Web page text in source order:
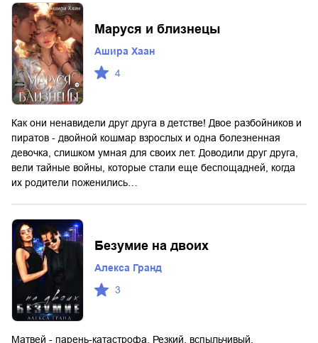
Маруся и близнецы
Ашира Хаан
4
Как они ненавидели друг друга в детстве! Двое разбойников и
пиратов - двойной кошмар взрослых и одна болезненная
девочка, слишком умная для своих лет. Доводили друг друга,
вели тайные войны, которые стали еще беспощадней, когда
их родители поженились…
Безумие на двоих
Алекса Гранд
3
Матвей - парень-катастрофа. Резкий, вспыльчивый,